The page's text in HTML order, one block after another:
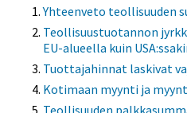
Yhteenveto teollisuuden
Teollisuustuotannon
EU-alueella kuin
Tuottajahinnat laskivat
Kotimaan myynti ja